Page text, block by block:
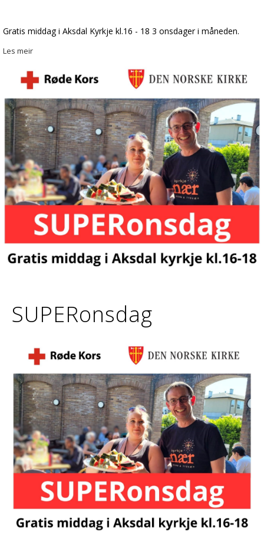
Gratis middag i Aksdal Kyrkje kl.16 - 18 3 onsdager i måneden.
Les meir
SUPERonsdag